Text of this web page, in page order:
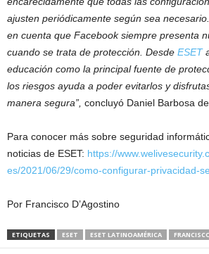
ajusten periódicamente según sea
en cuenta que Facebook siempre presenta
cuando se trata de protección. Desde ESET
educación como la principal fuente de
los riesgos ayuda a poder evitarlos y
manera segura”, concluyó Daniel Barbosa de
Para conocer más sobre seguridad
noticias de ESET: https://
es/2021/06/29/como-configurar-privacidad-
Por Francisco D’Agostino
ETIQUETAS ESET ESET LATINOAMÉRICA